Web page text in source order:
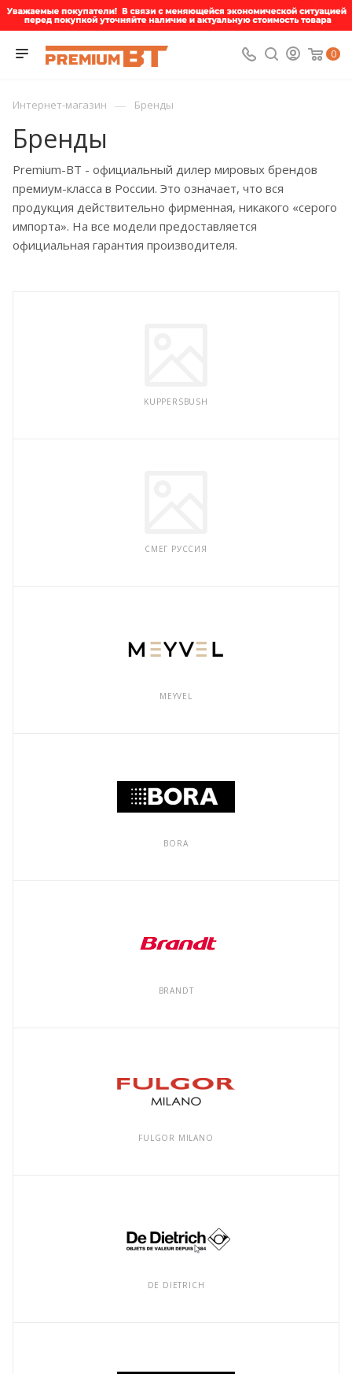
0
Интернет-магазин — Бренды
Бренды
Premium-BT - официальный дилер мировых брендов
премиум-класса в России. Это означает, что вся
продукция действительно фирменная, никакого «серого
импорта». На все модели предоставляется
официальная гарантия производителя.
KUPPERSBUSH
СМЕГ РУССИЯ
MEYVEL
BORA
BRANDT
FULGOR MILANO
DE DIETRICH